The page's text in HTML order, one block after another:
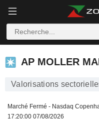
AP MOLLER MAERSK
AP MOLLER
Valorisations
Marché Fermé - Nasdaq
17:20:00 07/08/2026